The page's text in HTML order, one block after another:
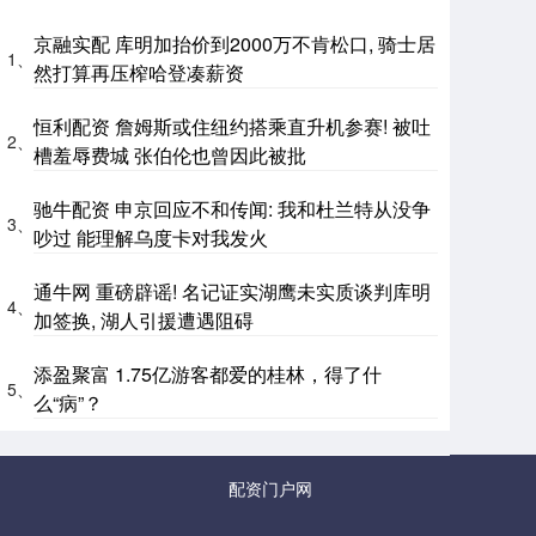
1、
京融实配 库明加抬价到2000万不肯松口, 骑士居
然打算再压榨哈登凑薪资
2、
恒利配资 詹姆斯或住纽约搭乘直升机参赛! 被吐
槽羞辱费城 张伯伦也曾因此被批
3、
驰牛配资 申京回应不和传闻: 我和杜兰特从没争
吵过 能理解乌度卡对我发火
4、
通牛网 重磅辟谣! 名记证实湖鹰未实质谈判库明
加签换, 湖人引援遭遇阻碍
5、
添盈聚富 1.75亿游客都爱的桂林，得了什
么“病”？
配资门户网